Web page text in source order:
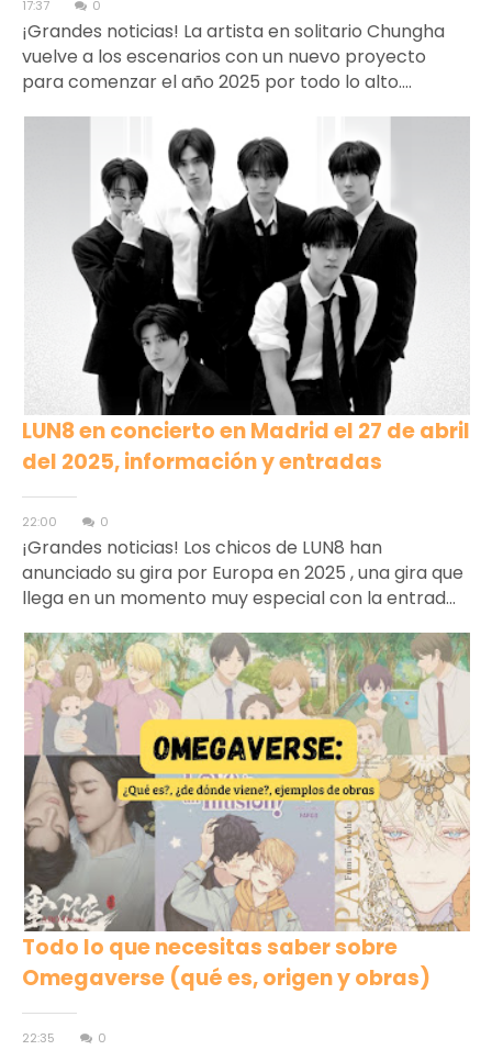
17:37 0
¡Grandes noticias! La artista en solitario Chungha
vuelve a los escenarios con un nuevo proyecto
para comenzar el año 2025 por todo lo alto....
LUN8 en concierto en Madrid el 27 de abril
del 2025, información y entradas
22:00 0
¡Grandes noticias! Los chicos de LUN8 han
anunciado su gira por Europa en 2025 , una gira que
llega en un momento muy especial con la entrad...
Todo lo que necesitas saber sobre
Omegaverse (qué es, origen y obras)
22:35 0